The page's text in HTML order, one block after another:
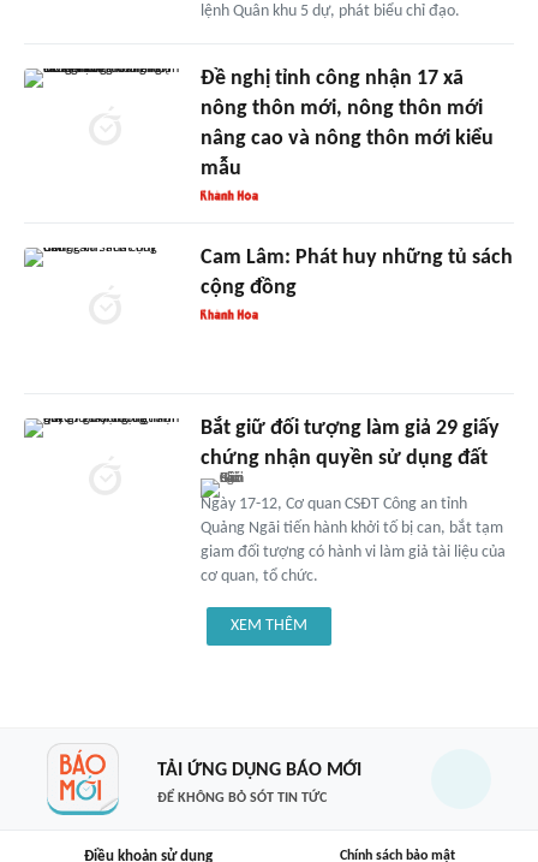
lệnh Quân khu 5 dự, phát biểu chỉ đạo.
Đề nghị tỉnh công nhận 17 xã
nông thôn mới, nông thôn mới
nâng cao và nông thôn mới kiểu
mẫu
Cam Lâm: Phát huy những tủ sách
cộng đồng
Bắt giữ đối tượng làm giả 29 giấy
chứng nhận quyền sử dụng đất
Ngày 17-12, Cơ quan CSĐT Công an tỉnh
Quảng Ngãi tiến hành khởi tố bị can, bắt tạm
giam đối tượng có hành vi làm giả tài liệu của
cơ quan, tổ chức.
XEM THÊM
TẢI ỨNG DỤNG BÁO MỚI
ĐỂ KHÔNG BỎ SÓT TIN TỨC
Điều khoản sử dụng Chính sách bảo mật